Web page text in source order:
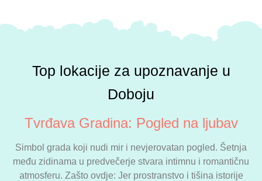
Top lokacije za upoznavanje u
Doboju
Tvrđava Gradina: Pogled na ljubav
Simbol grada koji nudi mir i nevjerovatan pogled. Šetnja
među zidinama u predvečerje stvara intimnu i romantičnu
atmosferu. Zašto ovdje: Jer prostranstvo i tišina istorije